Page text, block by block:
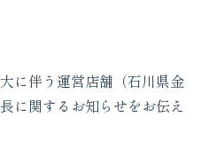
に伴う運営店舗（石川県金
に関するお知らせをお伝え